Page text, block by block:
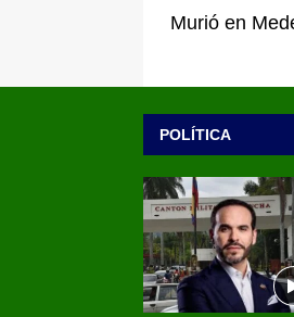
Murió en
POLÍTICA